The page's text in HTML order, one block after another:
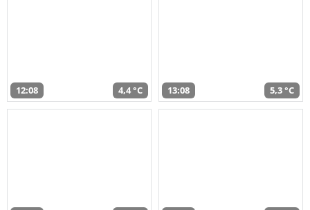
12:08 4,4 °C 13:08 5,3 °C